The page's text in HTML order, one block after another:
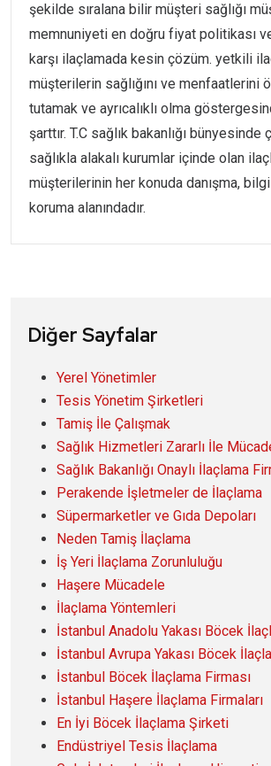
şekilde sıralana bilir müşteri sağlığı
memnuniyeti en doğru fiyat politikası
karşı ilaçlamada kesin çözüm. yetkili
müşterilerin sağlığını ve menfaatlerini
tutamak ve ayrıcalıklı olma
şarttır. T.C sağlık bakanlığı bünyesinde
sağlıkla alakalı kurumlar içinde olan
müşterilerinin her konuda danışma,
koruma alanındadır.
Diğer Sayfalar
Yerel Yönetimler
Tesis Yönetim Şirketleri
Tamiş İle Çalışmak
Sağlık Hizmetleri Zararlı İle
Sağlık Bakanlığı Onaylı İlaçlama
Perakende İşletmeler de İlaçlama
Süpermarketler ve Gıda Depoları
Neden Tamiş İlaçlama
İş Yeri İlaçlama Zorunluluğu
Haşere Mücadele
İlaçlama Yöntemleri
İstanbul Anadolu Yakası Böcek
İstanbul Avrupa Yakası Böcek
İstanbul Böcek İlaçlama Firması
İstanbul Haşere İlaçlama Firmaları
En İyi Böcek İlaçlama Şirketi
Endüstriyel Tesis İlaçlama